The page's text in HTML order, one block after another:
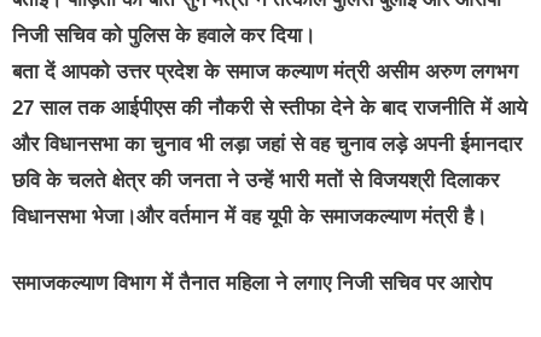
निजी सचिव को पुलिस के हवाले कर दिया।
बता दें आपको उत्तर प्रदेश के समाज कल्याण मंत्री असीम अरुण लगभग
27 साल तक आईपीएस की नौकरी से स्तीफा देने के बाद राजनीति में आये
और विधानसभा का चुनाव भी लड़ा जहां से वह चुनाव लड़े अपनी ईमानदार
छवि के चलते क्षेत्र की जनता ने उन्हें भारी मतों से विजयश्री दिलाकर
विधानसभा भेजा।और वर्तमान में वह यूपी के समाजकल्याण मंत्री है।
समाजकल्याण विभाग में तैनात महिला ने लगाए निजी सचिव पर आरोप